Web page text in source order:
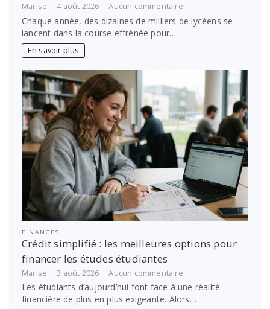
Marise 4 août 2026 Aucun commentairesur
Parcoursup
:
Antémed
Epsilon
!
Chaque année, des dizaines de milliers de lycéens se
lancent dans la course effrénée pour…
En savoir plus
FINANCES
Crédit simplifié : les meilleures options pour
financer les études étudiantes
Marise 3 août 2026 Aucun commentairesur
Crédit
simplifié
:
Les étudiants d’aujourd’hui font face à une réalité
financière de plus en plus exigeante. Alors…